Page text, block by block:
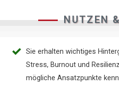
NUTZEN
Sie erhalten wichtiges
Stress, Burnout und
mögliche Ansatzpunkte